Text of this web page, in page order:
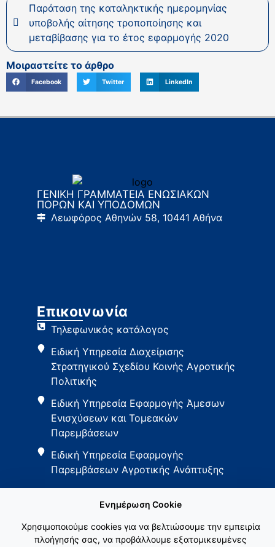
Παράταση της καταληκτικής ημερομηνίας
υποβολής αίτησης τροποποίησης και
μεταβίβασης για το έτος εφαρμογής 2020
Μοιραστείτε το άρθρο
Facebook Twitter LinkedIn
ΓΕΝΙΚΗ ΓΡΑΜΜΑΤΕΙΑ ΕΝΩΣΙΑΚΩΝ
ΠΟΡΩΝ ΚΑΙ ΥΠΟΔΟΜΩΝ
Λεωφόρος Αθηνών 58, 10441 Αθήνα
Επικοινωνία
Τηλεφωνικός κατάλογος
Ειδική Υπηρεσία Διαχείρισης
Στρατηγικού Σχεδίου Κοινής Αγροτικής
Πολιτικής
Ειδική Υπηρεσία Εφαρμογής Άμεσων
Ενισχύσεων και Τομεακών
Παρεμβάσεων
Ειδική Υπηρεσία Εφαρμογής
Παρεμβάσεων Αγροτικής Ανάπτυξης
Ενημέρωση Cookie
Χρησιμοποιούμε cookies για να βελτιώσουμε την εμπειρία
πλοήγησής σας, να προβάλλουμε εξατομικευμένες